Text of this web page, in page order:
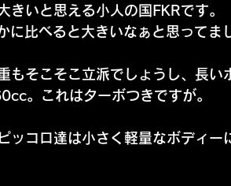
きいと思える小人の国FKRです。
に比べると大きいなぁと思ってま
もそこそこ立派でしょうし、長い
。これはターボつきですが。
ッコロ達は小さく軽量なボディー